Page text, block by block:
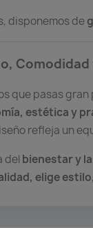
disponemos de
Comodidad
que pasas
estética y
refleja un
del bienestar y
elige